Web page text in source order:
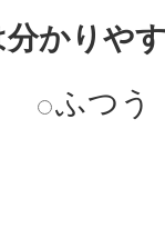
かりや
ふつう